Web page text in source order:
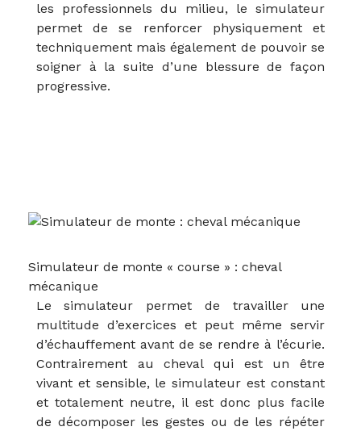
les professionnels du milieu, le simulateur
permet de se renforcer physiquement et
techniquement mais également de pouvoir se
soigner à la suite d’une blessure de façon
progressive.
Simulateur de monte « course » : cheval
mécanique
Le simulateur permet de travailler une
multitude d’exercices et peut même servir
d’échauffement avant de se rendre à l’écurie.
Contrairement au cheval qui est un être
vivant et sensible, le simulateur est constant
et totalement neutre, il est donc plus facile
de décomposer les gestes ou de les répéter